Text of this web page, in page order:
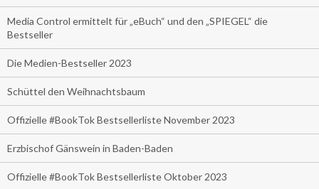
Media Control ermittelt für „eBuch“ und den „SPIEGEL“ die
Bestseller
Die Medien-Bestseller 2023
Schüttel den Weihnachtsbaum
Offizielle #BookTok Bestsellerliste November 2023
Erzbischof Gänswein in Baden-Baden
Offizielle #BookTok Bestsellerliste Oktober 2023